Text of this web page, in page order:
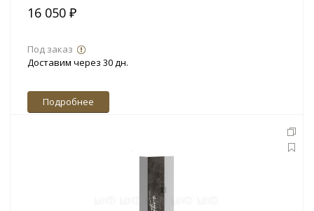
16 050 ₽
Под заказ
Доставим через 30 дн.
Подробнее